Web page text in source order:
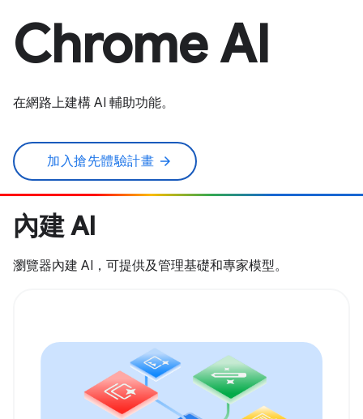
Chrome AI
在網路上建構 AI 輔助功能。
加入搶先體驗計畫 arrow_forward
內建 AI
瀏覽器內建 AI，可提供及管理基礎和專家模型。